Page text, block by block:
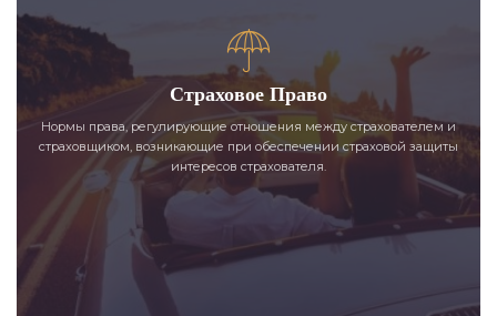
Страховое Право
Нормы права, регулирующие отношения между страхователем и
страховщиком, возникающие при обеспечении страховой защиты
интересов страхователя.